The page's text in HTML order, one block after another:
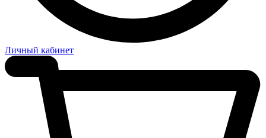
Личный кабинет